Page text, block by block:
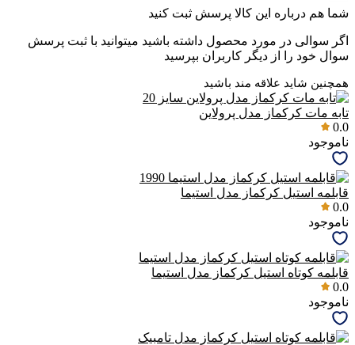
شما هم درباره این کالا پرسش ثبت کنید
اگر سوالی در مورد محصول داشته باشید میتوانید با ثبت پرسش
سوال خود را از دیگر کاربران بپرسید
همچنین شاید علاقه مند باشید
تابه مات کرکماز مدل پرولاین
0.0
ناموجود
قابلمه استیل کرکماز مدل استیما
0.0
ناموجود
قابلمه کوتاه استیل کرکماز مدل استیما
0.0
ناموجود